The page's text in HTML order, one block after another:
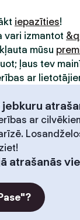
iepazīties!
vari izmantot
mūsu
ļaus tev
ar
jebkuru
ar
atrašanās